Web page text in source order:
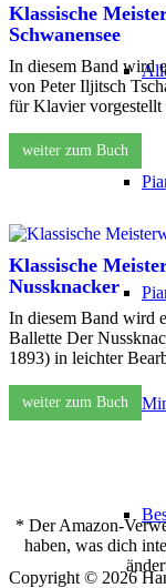
Klassische
Schwanensee
In diesem Band wird
von Peter Iljitsch
für Klavier vorgestellt
weiter zum Buch
Klassische
Nussknacker
In diesem Band wird
Ballette Der
1893) in leichter
weiter zum Buch
* Der Amazon-
haben, was dich
Copyright © 2026